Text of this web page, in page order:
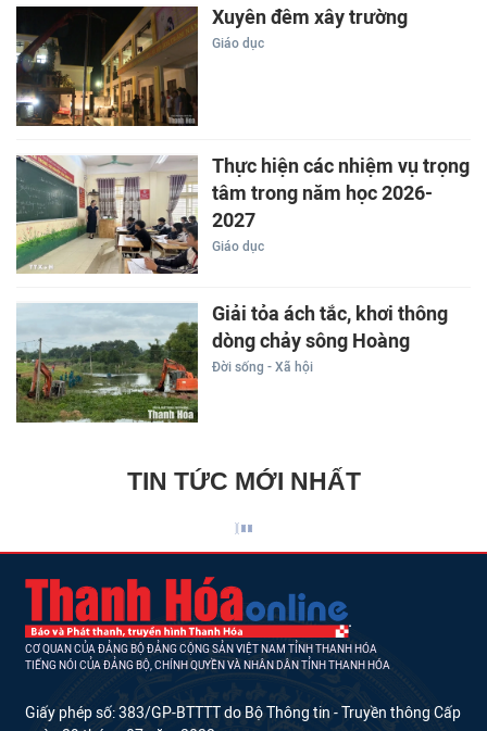
Xuyên đêm xây trường
Giáo dục
Thực hiện các nhiệm vụ trọng
tâm trong năm học 2026-
2027
Giáo dục
Giải tỏa ách tắc, khơi thông
dòng chảy sông Hoàng
Đời sống - Xã hội
TIN TỨC MỚI NHẤT
CƠ QUAN CỦA ĐẢNG BỘ ĐẢNG CỘNG SẢN VIỆT NAM TỈNH THANH HÓA
TIẾNG NÓI CỦA ĐẢNG BỘ, CHÍNH QUYỀN VÀ NHÂN DÂN TỈNH THANH HÓA
Giấy phép số: 383/GP-BTTTT do Bộ Thông tin - Truyền thông Cấp